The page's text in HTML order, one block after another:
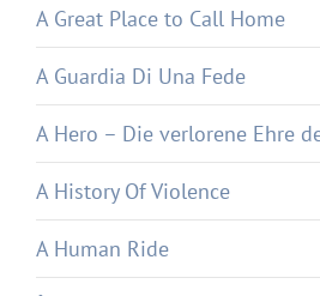
A Great Place to Call Home
A Guardia Di Una Fede
A Hero – Die verlorene Ehre
A History Of Violence
A Human Ride